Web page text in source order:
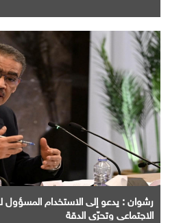
رشوان : يدعو إلى الاستخدام
الاجتماعي وتحرّي الدقة